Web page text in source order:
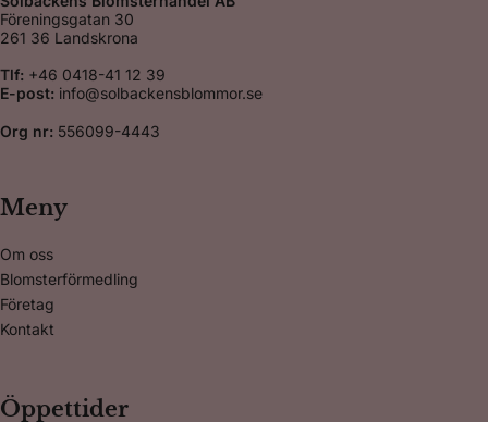
Föreningsgatan 30
261 36 Landskrona
Tlf: +46 0418-41 12 39
E-post: info@solbackensblommor.se
Org nr: 556099-4443
Meny
Om oss
Blomsterförmedling
Företag
Kontakt
Öppettider